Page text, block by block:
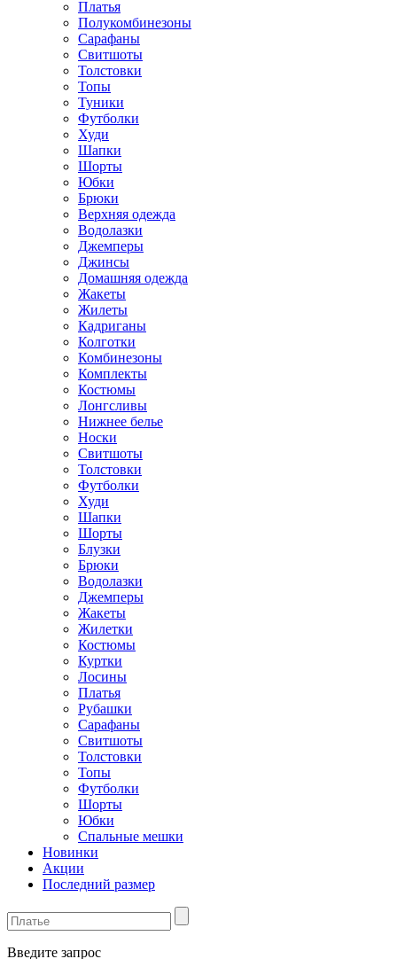
Платья
Полукомбинезоны
Сарафаны
Свитшоты
Толстовки
Топы
Туники
Футболки
Худи
Шапки
Шорты
Юбки
Брюки
Верхняя одежда
Водолазки
Джемперы
Джинсы
Домашняя одежда
Жакеты
Жилеты
Кадриганы
Колготки
Комбинезоны
Комплекты
Костюмы
Лонгсливы
Нижнее белье
Носки
Свитшоты
Толстовки
Футболки
Худи
Шапки
Шорты
Блузки
Брюки
Водолазки
Джемперы
Жакеты
Жилетки
Костюмы
Куртки
Лосины
Платья
Рубашки
Сарафаны
Свитшоты
Толстовки
Топы
Футболки
Шорты
Юбки
Спальные мешки
Новинки
Акции
Последний размер
Введите запрос